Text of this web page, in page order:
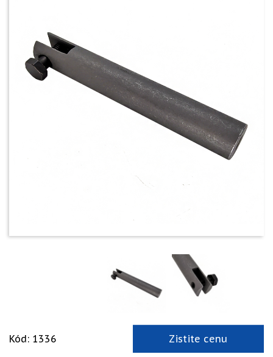
Kód: 1336 Zistite cenu